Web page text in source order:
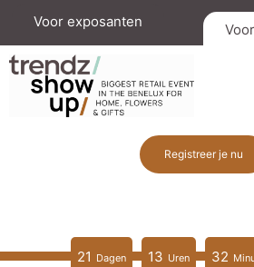
Voor exposanten
Registreer je nu
21 Dagen 13 Uren 32